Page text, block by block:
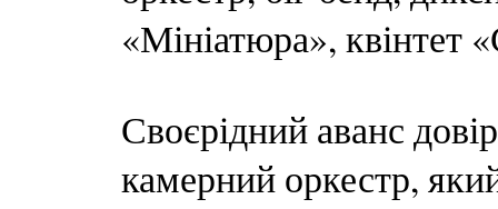
«Мініатюра», квінтет
Своєрідний аванс
камерний оркестр,